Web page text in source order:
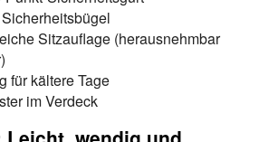
Sitzauflage (herausnehmbar
für kältere Tage
im Verdeck